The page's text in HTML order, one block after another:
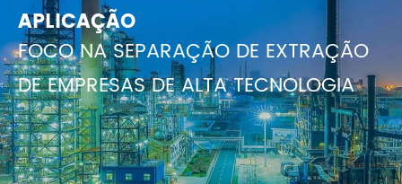
APLICAÇÃO
FOCO NA SEPARAÇÃO DE EXTRAÇÃO
DE EMPRESAS DE ALTA TECNOLOGIA